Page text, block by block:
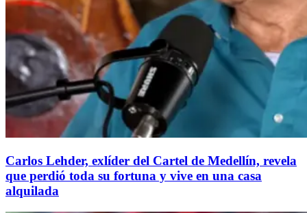
Carlos Lehder, exlíder del Cartel de Medellín, revela
que perdió toda su fortuna y vive en una casa
alquilada